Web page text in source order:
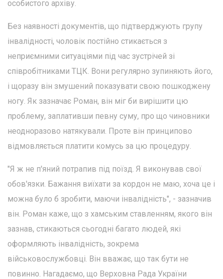
особистого архіву.
Без наявності документів, що підтверджують групу
інвалідності, чоловік постійно стикається з
неприємними ситуаціями під час зустрічей зі
співробітниками ТЦК. Вони регулярно зупиняють його,
і щоразу він змушений показувати свою пошкоджену
ногу. Як зазначає Роман, він міг би вирішити цю
проблему, заплативши певну суму, про що чиновники
неодноразово натякували. Проте він принципово
відмовляється платити комусь за цю процедуру.
"Я ж не п'яний потрапив під поїзд. Я виконував свої
обов'язки. Бажання виїхати за кордон не маю, хоча це і
можна було б зробити, маючи інвалідність", - зазначив
він. Роман каже, що з хамським ставленням, якого він
зазнав, стикаються сьогодні багато людей, які
оформляють інвалідність, зокрема
військовослужбовці. Він вважає, що так бути не
повинно. Нагадаємо, що Верховна Рада України